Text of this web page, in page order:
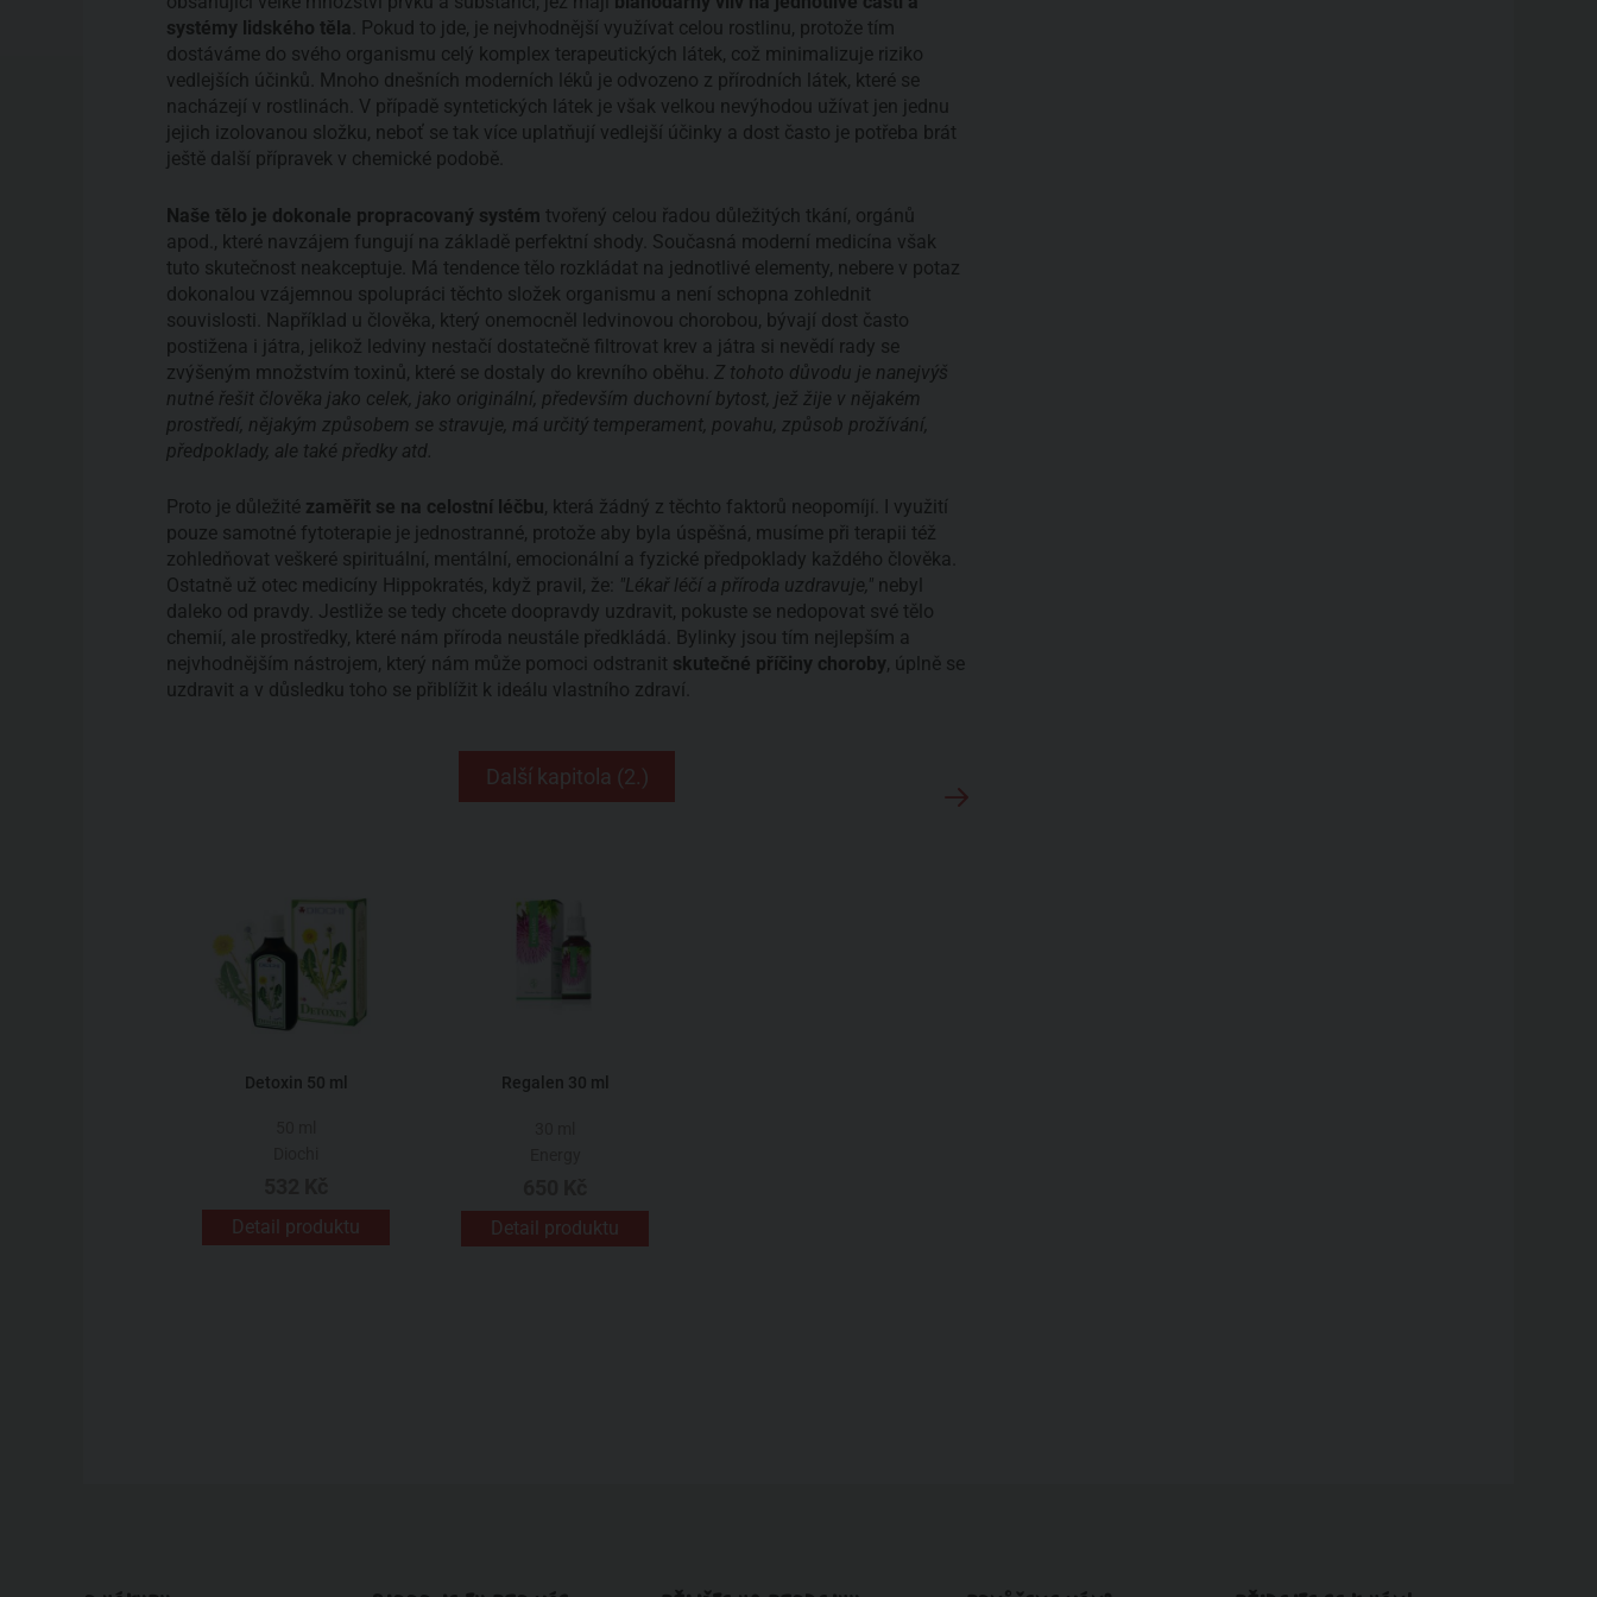
systémy lidského těla . Pokud to jde, je nejvhodnější využívat celou rostlinu, protože tím
dostáváme do svého organismu celý komplex terapeutických látek, což minimalizuje riziko
vedlejších účinků. Mnoho dnešních moderních léků je odvozeno z přírodních látek, které se
nacházejí v rostlinách. V případě syntetických látek je však velkou nevýhodou užívat jen jednu
jejich izolovanou složku, neboť se tak více uplatňují vedlejší účinky a dost často je potřeba brát
ještě další přípravek v chemické podobě.
Naše tělo je dokonale propracovaný systém tvořený celou řadou důležitých tkání, orgánů
apod., které navzájem fungují na základě perfektní shody. Současná moderní medicína však
tuto skutečnost neakceptuje. Má tendence tělo rozkládat na jednotlivé elementy, nebere v potaz
dokonalou vzájemnou spolupráci těchto složek organismu a není schopna zohlednit
souvislosti. Například u člověka, který onemocněl ledvinovou chorobou, bývají dost často
postižena i játra, jelikož ledviny nestačí dostatečně filtrovat krev a játra si nevědí rady se
zvýšeným množstvím toxinů, které se dostaly do krevního oběhu. Z tohoto důvodu je nanejvýš
nutné řešit člověka jako celek, jako originální, především duchovní bytost, jež žije v nějakém
prostředí, nějakým způsobem se stravuje, má určitý temperament, povahu, způsob prožívání,
předpoklady, ale také předky atd.
Proto je důležité zaměřit se na celostní léčbu, která žádný z těchto faktorů neopomíjí. I využití
pouze samotné fytoterapie je jednostranné, protože aby byla úspěšná, musíme při terapii též
zohledňovat veškeré spirituální, mentální, emocionální a fyzické předpoklady každého člověka.
Ostatně už otec medicíny Hippokratés, když pravil, že: "Lékař léčí a příroda uzdravuje," nebyl
daleko od pravdy. Jestliže se tedy chcete doopravdy uzdravit, pokuste se nedopovat své tělo
chemií, ale prostředky, které nám příroda neustále předkládá. Bylinky jsou tím nejlepším a
nejvhodnějším nástrojem, který nám může pomoci odstranit skutečné příčiny choroby, úplně se
uzdravit a v důsledku toho se přiblížit k ideálu vlastního zdraví.
Další kapitola (2.)
Detoxin 50 ml
Detail produktu
Regalen 30 ml
Detail produktu